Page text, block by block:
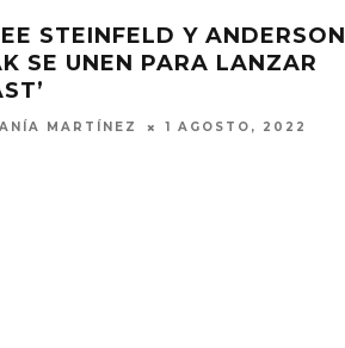
STEINFELD Y ANDERSON
SE UNEN PARA LANZAR
MARTÍNEZ 1 AGOSTO, 2022